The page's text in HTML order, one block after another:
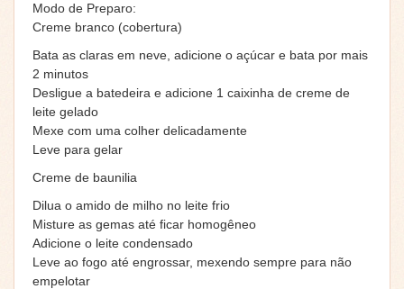
Modo de Preparo:
Creme branco (cobertura)
Bata as claras em neve, adicione o açúcar e bata por mais
2 minutos
Desligue a batedeira e adicione 1 caixinha de creme de
leite gelado
Mexe com uma colher delicadamente
Leve para gelar
Creme de baunilia
Dilua o amido de milho no leite frio
Misture as gemas até ficar homogêneo
Adicione o leite condensado
Leve ao fogo até engrossar, mexendo sempre para não
empelotar